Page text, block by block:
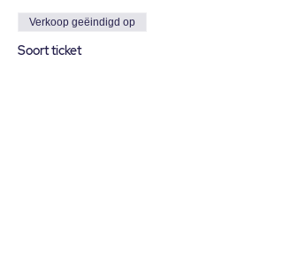
Verkoop geëindigd op
Soort ticket